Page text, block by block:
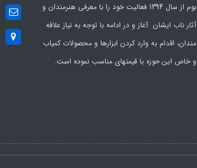
بوم از سال 1394 فعالیت خود را با معرفی هنرمندان و
آثار ناب ایشان آغاز و در ادامه با توجه به نیاز علاقه
مندان، اقدام به وارد کردن ابزارها و محصولات کمیاب
و خاص این حوزه با قیمتهای مناسب نموده است.